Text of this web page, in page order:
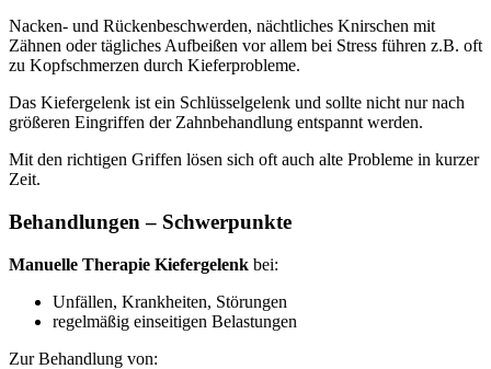
Nacken- und Rückenbeschwerden, nächtliches Knirschen mit
Zähnen oder tägliches Aufbeißen vor allem bei Stress führen z.B. oft
zu Kopfschmerzen durch Kieferprobleme.
Das Kiefergelenk ist ein Schlüsselgelenk und sollte nicht nur nach
größeren Eingriffen der Zahnbehandlung entspannt werden.
Mit den richtigen Griffen lösen sich oft auch alte Probleme in kurzer
Zeit.
Behandlungen – Schwerpunkte
Manuelle Therapie Kiefergelenk bei:
Unfällen, Krankheiten, Störungen
regelmäßig einseitigen Belastungen
Zur Behandlung von: